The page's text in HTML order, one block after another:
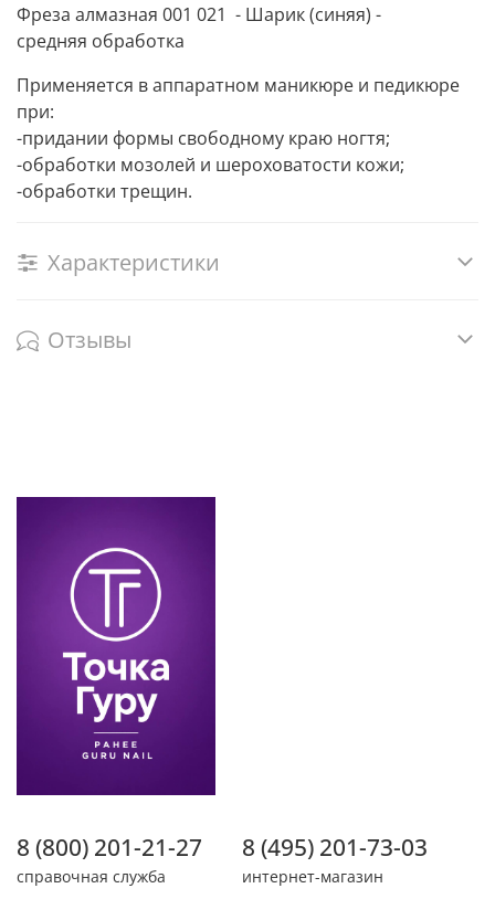
Фреза алмазная 001 021 - Шарик (синяя) -
средняя обработка
Применяется в аппаратном маникюре и педикюре
при:
-придании формы свободному краю ногтя;
-обработки мозолей и шероховатости кожи;
-обработки трещин.
Характеристики
Отзывы
8 (800) 201-21-27
справочная служба
8 (495) 201-73-03
интернет-магазин